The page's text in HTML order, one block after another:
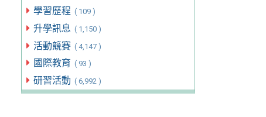
學習歷程 ( 109 )
升學訊息 ( 1,150 )
活動競賽 ( 4,147 )
國際教育 ( 93 )
研習活動 ( 6,992 )